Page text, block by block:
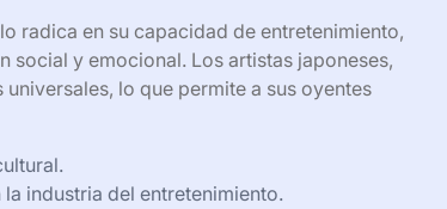
radica en su capacidad de entretenimiento,
social y emocional. Los artistas japoneses,
lo que permite a sus oyentes
industria del entretenimiento.